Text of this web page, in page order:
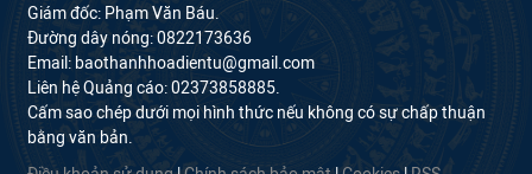
Giám đốc: Phạm Văn Báu.
Đường dây nóng: 0822173636
Email: baothanhhoadientu@gmail.com
Liên hệ Quảng cáo: 02373858885.
Cấm sao chép dưới mọi hình thức nếu không có sự chấp thuận
bằng văn bản.